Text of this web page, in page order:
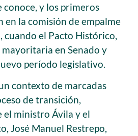
y los primeros
en la comisión de empalme
cuando el Pacto Histórico,
en Senado y
período legislativo.
contexto de marcadas
de transición,
el ministro Ávila y el
José Manuel Restrepo,